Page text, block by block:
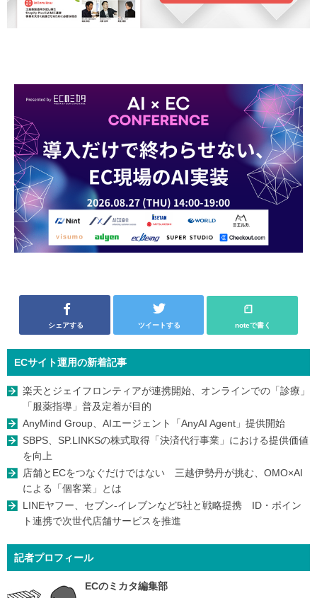
シェアする ツイートする noteで書く
ECサイト運用の新着記事
楽天とジェイフロンティアが連携開始、オンラインでの「診療」
「服薬指導」普及定着が目的
AnyMind Group、AIエージェント「AnyAI Agent」提供開始
SBPS、SP.LINKSの株式取得「決済代行事業」における提供価値
を向上
店舗とECをつなぐだけではない 三越伊勢丹が挑む、OMO×AI
による「個客業」とは
LINEヤフー、セブン-イレブンなど5社と戦略提携 ID・ポイン
ト連携で次世代店舗サービスを推進
記者プロフィール
ECのミカタ編集部